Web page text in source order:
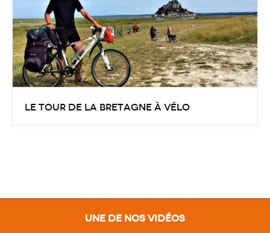
Le tour de la Bretagne à vélo
Une de nos vidéos